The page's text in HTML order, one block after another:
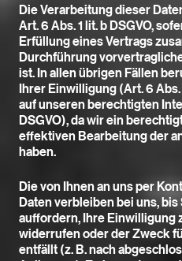
Die Verarbeitung dieser
Art. 6 Abs. 1 lit. b DSGVO,
Erfüllung eines Vertrags
Durchführung
ist. In allen übrigen Fällen
Ihrer Einwilligung (Art. 6
auf unseren berechtigten
DSGVO), da wir ein
effektiven Bearbeitung der
haben.
Die von Ihnen an uns per
Daten verbleiben bei uns,
auffordern, Ihre Einwilligung
widerrufen oder der Zweck
entfällt (z. B. nach